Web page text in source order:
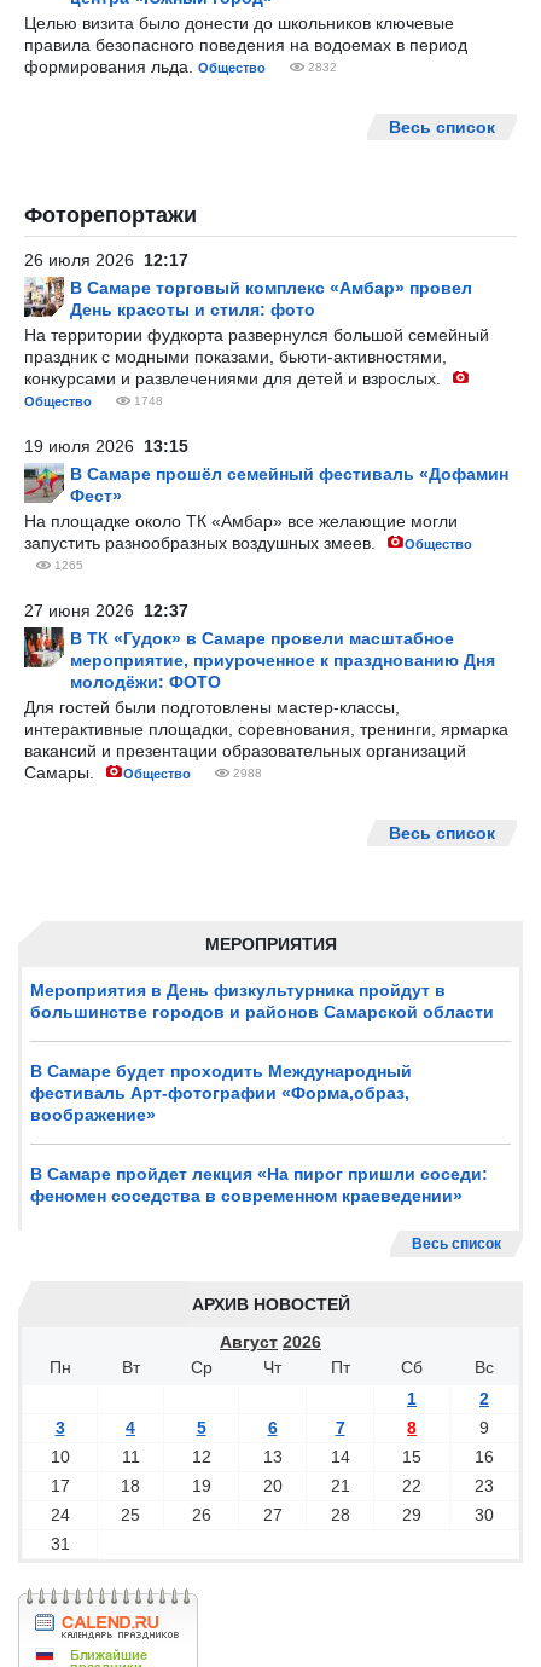
МЕРОПРИЯТИЯ
Мероприятия в День физкультурника пройдут в
большинстве городов и районов Самарской области
В Самаре будет проходить Международный
фестиваль Арт-фотографии «Форма,образ,
воображение»
В Самаре пройдет лекция «На пирог пришли соседи:
феномен соседства в современном краеведении»
Весь список
АРХИВ НОВОСТЕЙ
Август 2026
Пн
Вт Ср Чт Пт Сб
Вс
1
2
3
4 5 6 7 8
9
10
11 12 13 14 15
16
17
18 19 20 21 22
23
24
25 26 27 28 29
30
31
Целью визита было донести до школьников ключевые
правила безопасного поведения на водоемах в период
формирования льда.
Общество 2832
Весь список
Фоторепортажи
26 июля 2026 12:17
В Самаре торговый комплекс «Амбар» провел
День красоты и стиля: фото
На территории фудкорта развернулся большой семейный
праздник с модными показами, бьюти-активностями,
конкурсами и развлечениями для детей и взрослых.
Общество 1748
19 июля 2026 13:15
В Самаре прошёл семейный фестиваль «Дофамин
Фест»
На площадке около ТК «Амбар» все желающие могли
запустить разнообразных воздушных змеев.
Общество
1265
27 июня 2026 12:37
В ТК «Гудок» в Самаре провели масштабное
мероприятие, приуроченное к празднованию Дня
молодёжи: ФОТО
Для гостей были подготовлены мастер-классы,
интерактивные площадки, соревнования, тренинги, ярмарка
вакансий и презентации образовательных организаций
Самары.
Общество 2988
Весь список